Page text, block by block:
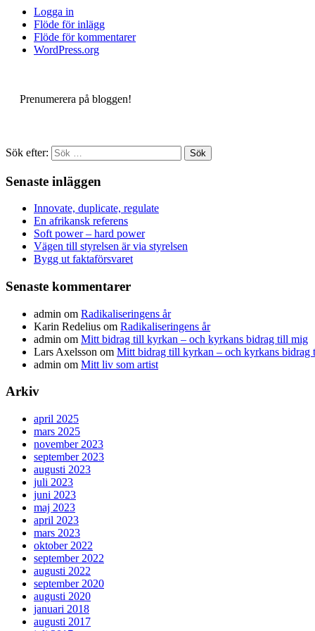
Logga in
Flöde för inlägg
Flöde för kommentarer
WordPress.org
Prenumerera på bloggen!
Sök efter:
Senaste inläggen
Innovate, duplicate, regulate
En afrikansk referens
Soft power – hard power
Vägen till styrelsen är via styrelsen
Bygg ut faktaförsvaret
Senaste kommentarer
admin om Radikaliseringens år
Karin Redelius om Radikaliseringens år
admin om Mitt bidrag till kyrkan – och kyrkans bidrag till mig
Lars Axelsson om Mitt bidrag till kyrkan – och kyrkans bidrag
admin om Mitt liv som artist
Arkiv
april 2025
mars 2025
november 2023
september 2023
augusti 2023
juli 2023
juni 2023
maj 2023
april 2023
mars 2023
oktober 2022
september 2022
augusti 2022
september 2020
augusti 2020
januari 2018
augusti 2017